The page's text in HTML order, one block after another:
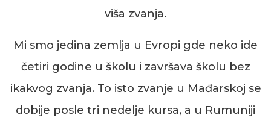
viša zvanja.
Mi smo jedina zemlja u Evropi gde neko ide
četiri godine u školu i završava školu bez
ikakvog zvanja. To isto zvanje u Mađarskoj se
dobije posle tri nedelje kursa, a u Rumuniji